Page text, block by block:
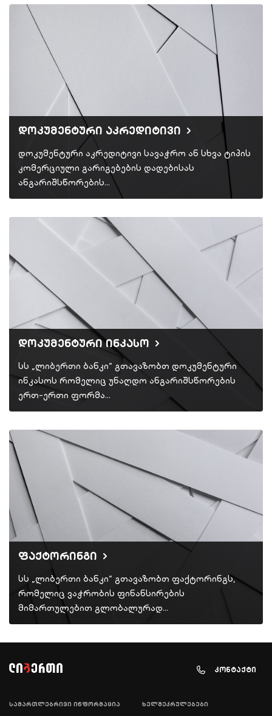
დოკუმენტური აკრედიტივი
დოკუმენტური აკრედიტივი სავაჭრო ან სხვა ტიპის
კომერციული გარიგებების დადებისას
ანგარიშსწორების…
დოკუმენტური ინკასო
სს „ლიბერთი ბანკი“ გთავაზობთ დოკუმენტური
ინკასოს რომელიც უნაღდო ანგარიშსწორების
ერთ-ერთი ფორმა…
ფაქტორინგი
სს „ლიბერთი ბანკი“ გთავაზობთ ფაქტორინგს,
რომელიც ვაჭრობის ფინანსირების
მიმართულებით გლობალურად…
კონტაქტი
სამართლებრივი ინფორმაცია ხელშეკრულებები